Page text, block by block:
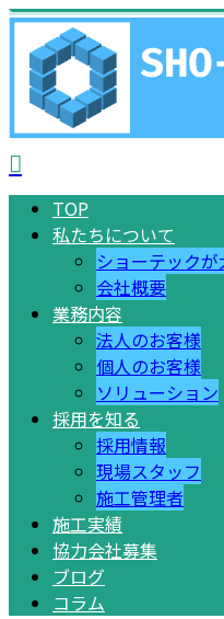
TOP
私たちについて
ショーテック
会社概要
業務内容
法人のお客様
個人のお客様
ソリューション
採用を知る
採用情報
現場スタッフ
施工管理者
施工実績
協力会社募集
ブログ
コラム